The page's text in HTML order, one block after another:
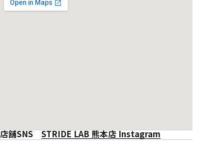
店舗SNS STRIDE LAB 熊本店 Instagram